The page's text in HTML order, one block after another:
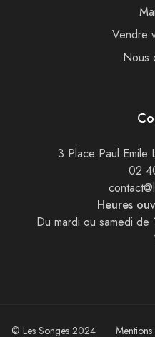
Vendre
Nous
3 Place Paul Emile
02
Heures
Du mardi ou samedi
© Les Songes 2024